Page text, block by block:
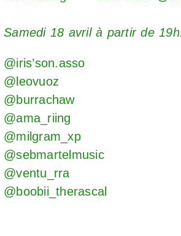
Samedi 18 avril à partir de
@iris’son.asso
@leovuoz
@burrachaw
@ama_riing
@milgram_xp
@sebmartelmusic
@ventu_rra
@boobii_therascal